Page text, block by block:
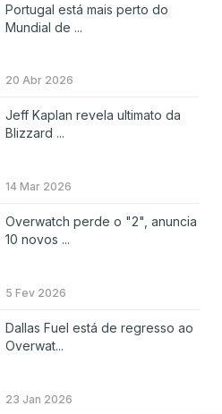
Portugal está mais perto do
Mundial de ...
20 Abr 2026
Jeff Kaplan revela ultimato da
Blizzard ...
14 Mar 2026
Overwatch perde o "2", anuncia
10 novos ...
5 Fev 2026
Dallas Fuel está de regresso ao
Overwat...
23 Jan 2026